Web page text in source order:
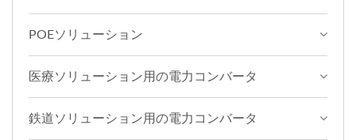
POEソリューション
医療ソリューション用の電力コンバータ
鉄道ソリューション用の電力コンバータ